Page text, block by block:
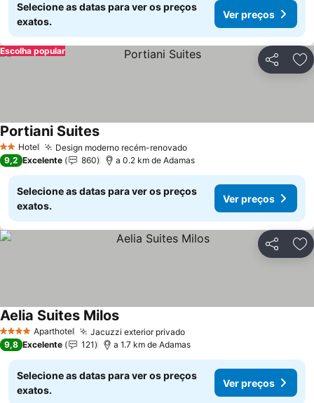
Selecione as datas para ver os preços
exatos.
Ver preços
Partilhar
Escolha popular
2 Estrelas
Hotel Design moderno recém-renovado
Portiani Suites
9,2 Excelente 860 a 0.2 km de Adamas
Selecione as datas para ver os preços
exatos.
Ver preços
Partilhar
4 EstrelasAparthotel Jacuzzi exterior privado
Aelia Suites Milos
9,8 Excelente 121 a 1.7 km de Adamas
Selecione as datas para ver os preços
exatos.
Ver preços